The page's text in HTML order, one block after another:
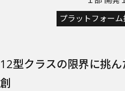
プラットフォー
12型クラスの限界に挑
創